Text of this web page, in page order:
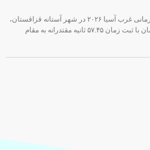
در نخستین روز از رقابت‌های شنای قهرمانی غرب آسیا ۲۰۲۶ در شهر آستانه قزاقستان،
هومر عباسی ملی‌پوش شایسته کشورمان با ثبت زمان ۵۷.۴۵ ثانیه مقتدرانه به مقام